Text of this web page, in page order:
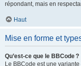
répondant, mais en
Haut
Mise en forme et
Qu’est-ce que le BBCode ?
Le BBCode est une